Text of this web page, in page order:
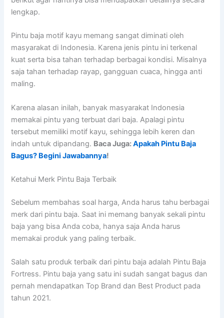
lengkap.
Pintu baja motif kayu memang sangat diminati oleh
masyarakat di Indonesia. Karena jenis pintu ini terkenal
kuat serta bisa tahan terhadap berbagai kondisi. Misalnya
saja tahan terhadap rayap, gangguan cuaca, hingga anti
maling.
Karena alasan inilah, banyak masyarakat Indonesia
memakai pintu yang terbuat dari baja. Apalagi pintu
tersebut memiliki motif kayu, sehingga lebih keren dan
indah untuk dipandang. Baca Juga:Apakah Pintu Baja
Bagus? Begini Jawabannya!
Ketahui Merk Pintu Baja Terbaik
Sebelum membahas soal harga, Anda harus tahu berbagai
merk dari pintu baja. Saat ini memang banyak sekali pintu
baja yang bisa Anda coba, hanya saja Anda harus
memakai produk yang paling terbaik.
Salah satu produk terbaik dari pintu baja adalah Pintu Baja
Fortress. Pintu baja yang satu ini sudah sangat bagus dan
pernah mendapatkan Top Brand dan Best Product pada
tahun 2021.